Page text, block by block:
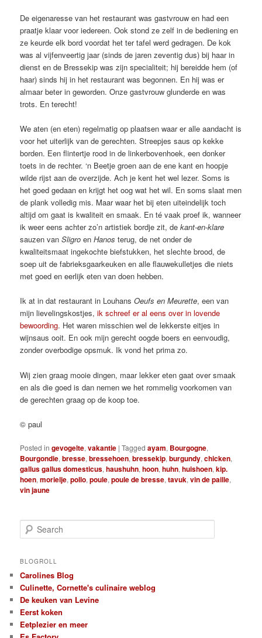
De eigenaresse van het restaurant was gastvrouw en had een
praatje klaar voor iedereen. Ook stond ze zelf in de bediening en
ze keurde elk bord voordat het ter tafel werd gedragen. De kok
was al vijfenveertig jaar (sinds de jaren zeventig dus) bij haar in
dienst en de Bressekip was zijn specialiteit; hij bereidde hem (of
haar) sinds hij in het restaurant was begonnen. En hij was er
almaar beter in geworden. Onze gastvrouw glunderde en was
trots. En terecht!
We aten (en eten) regelmatig op plaatsen waar er alle aandacht is
voor het uiterlijk van de gerechten. Streepjes saus op kekke
borden. Een flintertje rood in de linkerbovenhoek, een donker
toets in de rechter. ‘n Beetje groen aan de ene kant en hoopje
wilde rijst aan de overzijde. Ach je kent het wel lezer. Soms is
het goed gedaan en krijgt het oog wat het wil. En soms slaat men
de plank volledig mis. Maar waar het bij eten uiteindelijk toch
altijd om gaat is kwaliteit en smaak. En té vaak proef ik, wanneer
ik weer eens achter zo’n artistiek bordje zit, dekant-en-klare
sauzen vanSligro enHanos terug, de net onder de
kwaliteitsmaat ingekochte biefstukken, het slechte brood, de
soep uit de fabrieksgaarkeuken en alle flauwekulletjes die niets
met goed en eerlijk eten van doen hebben.
Ik at in dat restaurant in LouhansOeufs en Meurette, een van
mijn lievelingskostjes, ik schreef er al eens over in lovende
bewoording. Het waren misschien wel de lekkerste eitjes in
wijnsaus ooit. En ook mijn gerecht oogde boers en eenvoudig,
zonder overbodige opsmuk. Ik vond het prima zo.
Wij zien graag mooie dingen, maar lekker eten gaat over smaak
en als die goed is dan nemen we het rommelig voorkomen van
de gerechten graag op de koop toe.
© paul
Posted in gevogelte,vakantie |Tagged ayam, Bourgogne,
Bourgondie,bresse,bressehoen,bressekip,burgundy,chicken,
gallus gallus domesticus,haushuhn,hoon,huhn,huishoen,kip.
hoen,morielje,pollo,poule,poule de bresse,tavuk,vin de paille,
vin jaune
e
r
h
BLOGROLL
Carolines Blog
Culinette, Cornette's culinaire weblog
De keuken van Levine
Eerst koken
Eetplezier en meer